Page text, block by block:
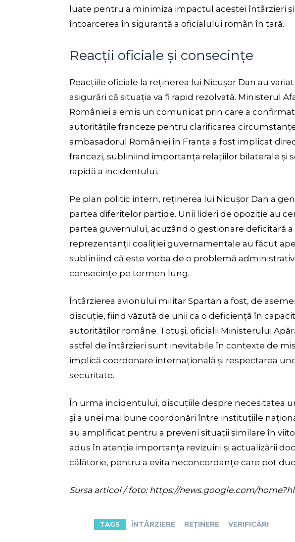
luate pentru a minimiza impactul acestei întârzieri
întoarcerea în siguranță a oficialului român în țară.
Reacții oficiale și consecințe
Reacțiile oficiale la reținerea lui Nicușor Dan au
asigurări că situația va fi rapid rezolvată. Ministerul
României a emis un comunicat prin care a
autoritățile franceze pentru clarificarea
ambasadorul României în Franța a fost implicat
francezi, subliniind importanța relațiilor bilaterale și
rapidă a incidentului.
Pe plan politic intern, reținerea lui Nicușor Dan a
partea diferitelor partide. Unii lideri de opoziție au
partea guvernului, acuzând o gestionare deficitară
reprezentanții coaliției guvernamentale au făcut
subliniind că este vorba de o problemă
consecințe pe termen lung.
Întârzierea avionului militar Spartan a fost, de
discuție, fiind văzută de unii ca o deficiență în
autorităților române. Totuși, oficialii Ministerului
astfel de întârzieri sunt inevitabile în contexte de
implică coordonare internațională și respectarea
securitate.
În urma incidentului, discuțiile despre necesitatea
și a unei mai bune coordonări între instituțiile
au amplificat pentru a preveni situații similare în
adus în atenție importanța revizuirii și actualizării
călătorie, pentru a evita neconcordanțe care pot
Sursa articol / foto: https://news.google.com/
TAGS ÎNTÂRZIERE REȚINERE VERIFICĂRI